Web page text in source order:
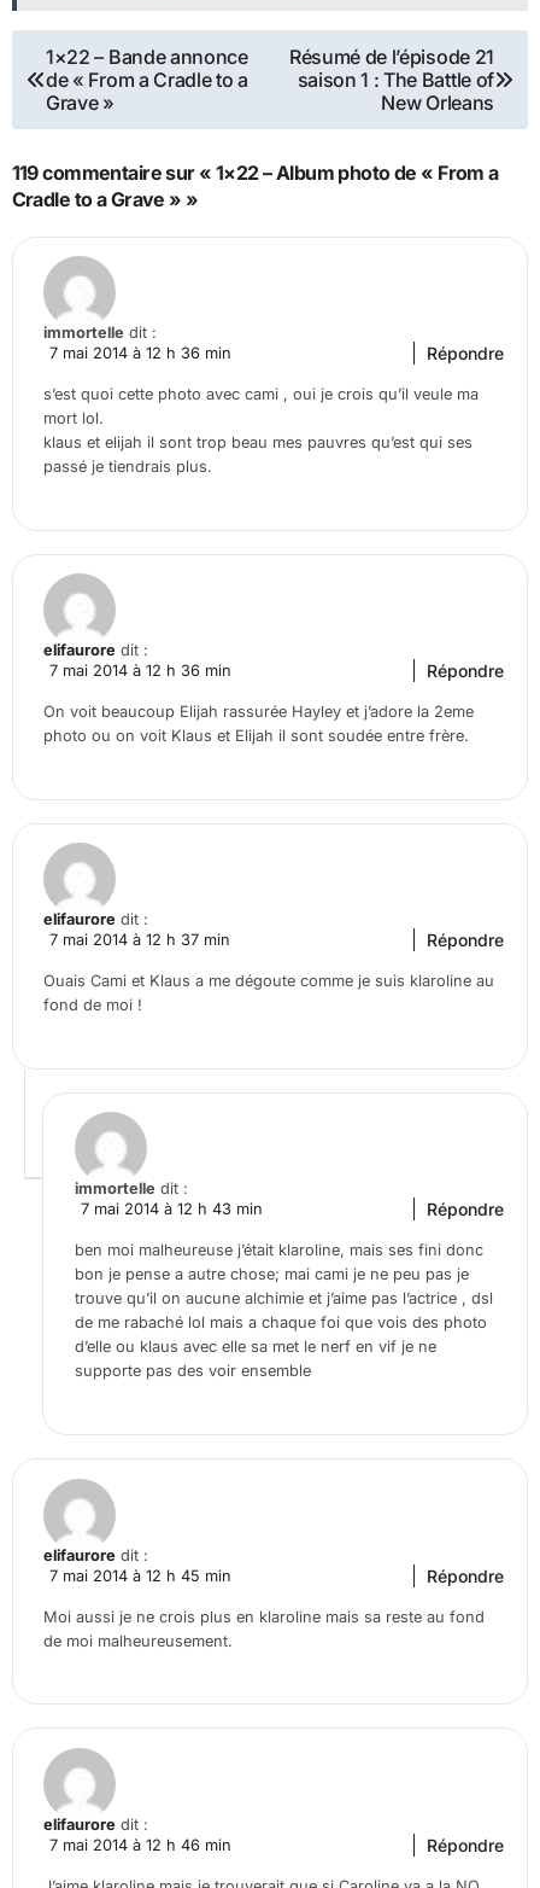
Navigation
de
l’article
1×22 – Bande annonce
de « From a Cradle to a
Grave »
Résumé de l’épisode 21
saison 1 : The Battle of
New Orleans
119 commentaire sur « 1×22 – Album photo de « From a
Cradle to a Grave » »
immortelle dit :
7 mai 2014 à 12 h 36 min
s’est quoi cette photo avec cami , oui je crois qu’il veule ma
mort lol.
klaus et elijah il sont trop beau mes pauvres qu’est qui ses
passé je tiendrais plus.
Répondre
elifaurore dit :
7 mai 2014 à 12 h 36 min
On voit beaucoup Elijah rassurée Hayley et j’adore la 2eme
photo ou on voit Klaus et Elijah il sont soudée entre frère.
Répondre
elifaurore dit :
7 mai 2014 à 12 h 37 min
Ouais Cami et Klaus a me dégoute comme je suis klaroline au
fond de moi !
Répondre
immortelle dit :
7 mai 2014 à 12 h 43 min
ben moi malheureuse j’était klaroline, mais ses fini donc
bon je pense a autre chose; mai cami je ne peu pas je
trouve qu’il on aucune alchimie et j’aime pas l’actrice , dsl
de me rabaché lol mais a chaque foi que vois des photo
d’elle ou klaus avec elle sa met le nerf en vif je ne
supporte pas des voir ensemble
Répondre
elifaurore dit :
7 mai 2014 à 12 h 45 min
Moi aussi je ne crois plus en klaroline mais sa reste au fond
de moi malheureusement.
Répondre
elifaurore dit :
7 mai 2014 à 12 h 46 min
Répondre